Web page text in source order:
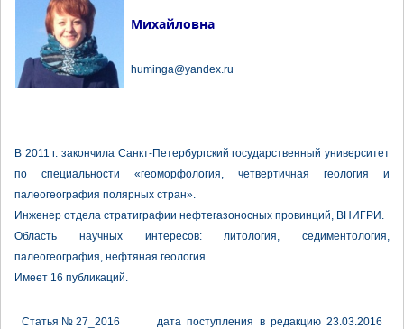
Михайловна
huminga@yandex.ru
В 2011 г. закончила Санкт-Петербургский государственный университет
по специальности «геоморфология, четвертичная геология и
палеогеография полярных стран».
Инженер отдела стратиграфии нефтегазоносных провинций, ВНИГРИ.
Область научных интересов: литология, седиментология,
палеогеография, нефтяная геология.
Имеет 16 публикаций.
Статья № 27_2016
дата поступления в редакцию 23.03.2016